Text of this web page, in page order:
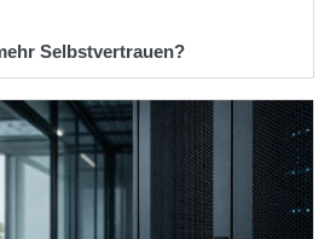
Selbstvertrauen?